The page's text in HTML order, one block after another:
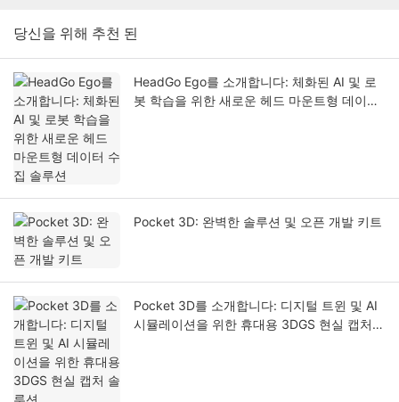
당신을 위해 추천 된
HeadGo Ego를 소개합니다: 체화된 AI 및 로
봇 학습을 위한 새로운 헤드 마운트형 데이터
Pocket 3D: 완벽한 솔루션 및 오픈 개발 키트
Pocket 3D를 소개합니다: 디지털 트윈 및 AI
시뮬레이션을 위한 휴대용 3DGS 현실 캡처